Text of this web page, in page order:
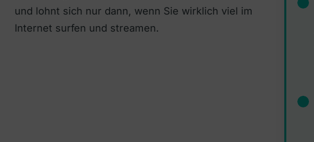
und lohnt sich nur dann, wenn Sie wirklich viel im
Internet surfen und streamen.